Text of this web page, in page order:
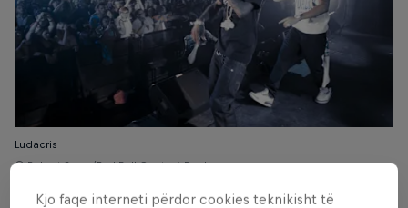
Ludacris
© Robert Snow/Red Bull Content Pool
Kjo faqe interneti përdor cookies teknikisht të